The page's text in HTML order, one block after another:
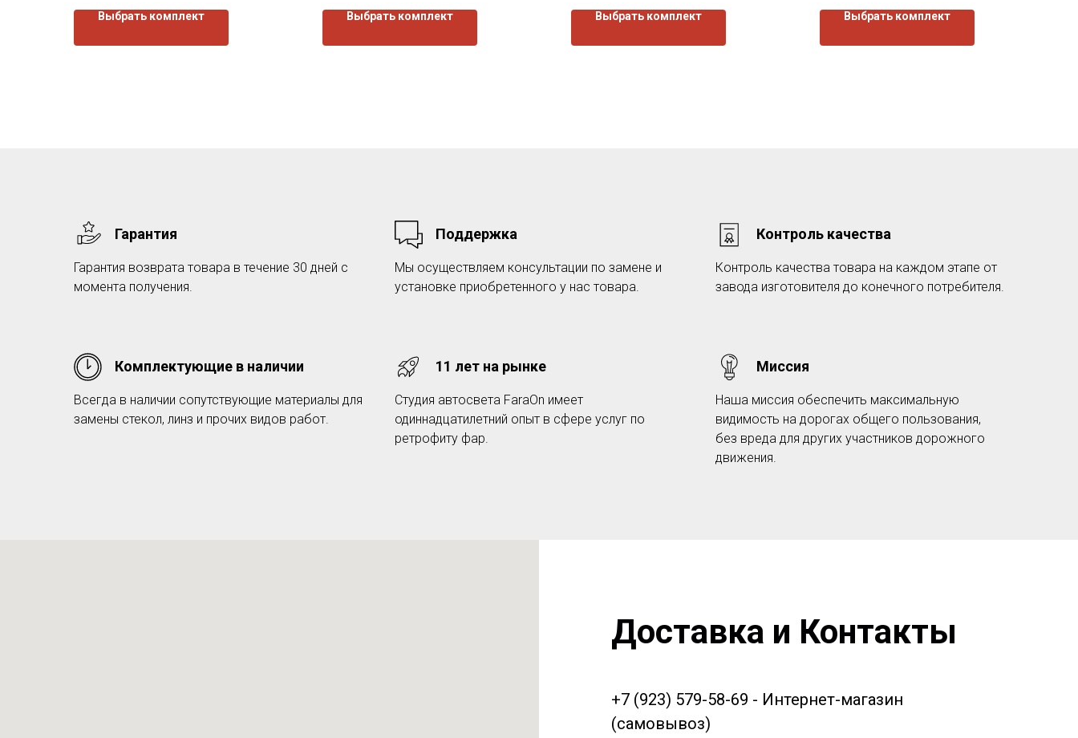
Выбрать комплект Выбрать комплект
изнутри.
Выбрать комплект Выбрать комплект
Гарантия
Гарантия возврата товара в течение 30 дней с
момента получения.
Поддержка
Мы осуществляем консультации по замене и
установке приобретенного у нас товара.
Контроль качества
Контроль качества товара на каждом этапе от
завода изготовителя до конечного потребителя.
Комплектующие в наличии
Всегда в наличии сопутствующие материалы для
замены стекол, линз и прочих видов работ.
11 лет на рынке
Студия автосвета FaraOn имеет
одиннадцатилетний опыт в сфере услуг по
ретрофиту фар.
Миссия
Наша миссия обеспечить максимальную
видимость на дорогах общего пользования,
без вреда для других участников дорожного
движения.
Доставка и Контакты
+7 (923) 579-58-69 - Интернет-магазин
(самовывоз)